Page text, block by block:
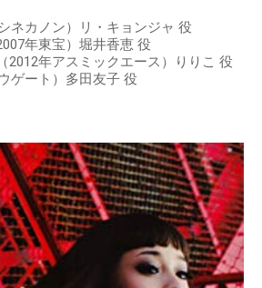
ネカノン）リ・キョンジャ 役
年東宝）堀井香恵 役
2012年アスミックエース）りりこ 役
ゲート）多田友子 役